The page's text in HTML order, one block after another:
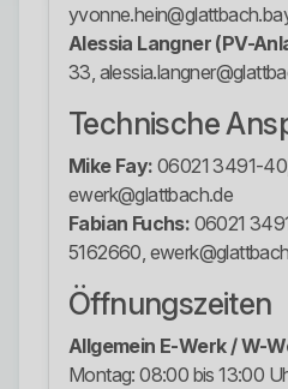
Alessia Langner (PV-
33,
Technische
Mike Fay: 06021 3491-
ewerk@glattbach.de
Fabian Fuchs: 06021
5162660,
Öffnungszeiten
Allgemein E-Werk / W-
Montag: 08:00 bis 13:00